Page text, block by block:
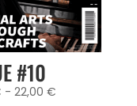
#10
- 22,00€